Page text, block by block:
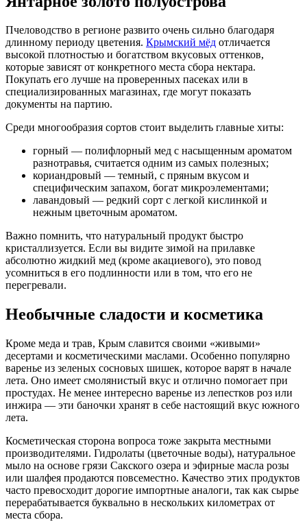
Пчеловодство в регионе развито очень сильно благодаря
длинному периоду цветения. Крымский мёд отличается
высокой плотностью и богатством вкусовых оттенков,
которые зависят от конкретного места сбора нектара.
Покупать его лучше на проверенных пасеках или в
специализированных магазинах, где могут показать
документы на партию.
Среди многообразия сортов стоит выделить главные хиты:
горный — полифлорный мед с насыщенным ароматом
разнотравья, считается одним из самых полезных;
кориандровый — темный, с пряным вкусом и
специфическим запахом, богат микроэлементами;
лавандовый — редкий сорт с легкой кислинкой и
нежным цветочным ароматом.
Важно помнить, что натуральный продукт быстро
кристаллизуется. Если вы видите зимой на прилавке
абсолютно жидкий мед (кроме акациевого), это повод
усомниться в его подлинности или в том, что его не
перегревали.
Необычные сладости и косметика
Кроме меда и трав, Крым славится своими «живыми»
десертами и косметическими маслами. Особенно популярно
варенье из зеленых сосновых шишек, которое варят в начале
лета. Оно имеет смолянистый вкус и отлично помогает при
простудах. Не менее интересно варенье из лепестков роз или
инжира — эти баночки хранят в себе настоящий вкус южного
лета.
Косметическая сторона вопроса тоже закрыта местными
производителями. Гидролаты (цветочные воды), натуральное
мыло на основе грязи Сакского озера и эфирные масла розы
или шалфея продаются повсеместно. Качество этих продуктов
часто превосходит дорогие импортные аналоги, так как сырье
перерабатывается буквально в нескольких километрах от
места сбора.